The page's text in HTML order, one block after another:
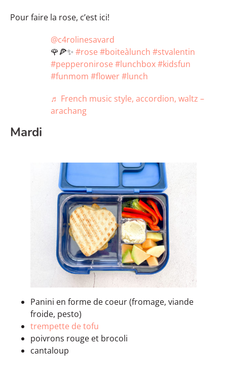
Pour faire la rose, c’est ici!
@c4rolinesavard
🌹🍕✨ #rose #boiteàlunch #stvalentin
#pepperonirose #lunchbox#kidsfun
#funmom #flower#lunch
♬ French music style, accordion, waltz –
arachang
Mardi
Panini en forme de coeur (fromage, viande
froide, pesto)
trempette de tofu
poivrons rouge et brocoli
cantaloup